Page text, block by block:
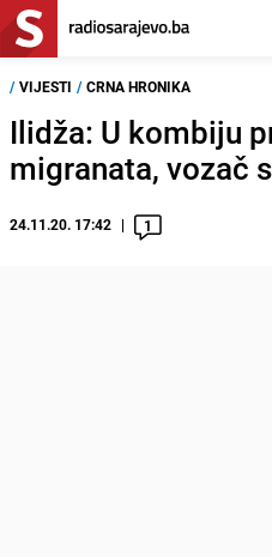
/ VIJESTI / CRNA HRONIKA
Ilidža: U kombiju
migranata, vozač
24.11.20. 17:42 1